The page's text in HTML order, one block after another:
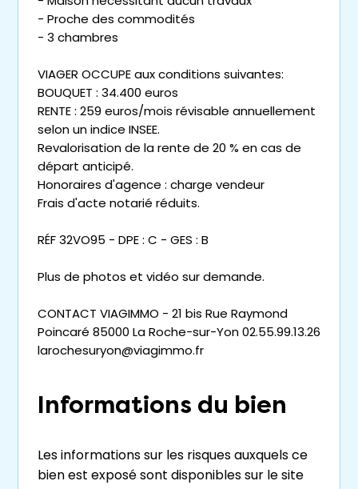
- Proche des commodités
- 3 chambres
VIAGER OCCUPE aux conditions suivantes:
BOUQUET : 34.400 euros
RENTE : 259 euros/mois révisable annuellement
selon un indice INSEE.
Revalorisation de la rente de 20 % en cas de
départ anticipé.
Honoraires d'agence : charge vendeur
Frais d'acte notarié réduits.
RÉF 32VO95 - DPE : C - GES : B
Plus de photos et vidéo sur demande.
CONTACT VIAGIMMO - 21 bis Rue Raymond
Poincaré 85000 La Roche-sur-Yon 02.55.99.13.26
larochesuryon@viagimmo.fr
Informations du bien
Les informations sur les risques auxquels ce
bien est exposé sont disponibles sur le site